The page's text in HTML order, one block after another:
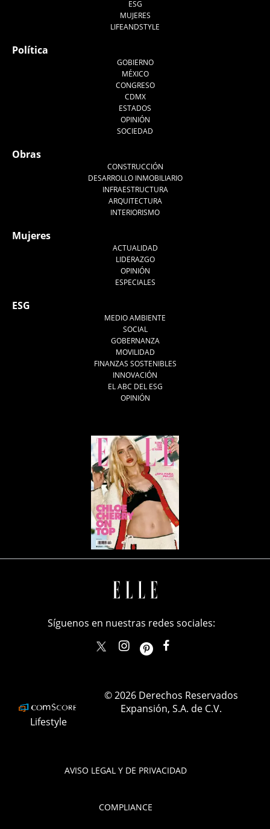
ESG
MUJERES
LIFEANDSTYLE
Política
GOBIERNO
MÉXICO
CONGRESO
CDMX
ESTADOS
OPINIÓN
SOCIEDAD
Obras
CONSTRUCCIÓN
DESARROLLO INMOBILIARIO
INFRAESTRUCTURA
ARQUITECTURA
INTERIORISMO
Mujeres
ACTUALIDAD
LIDERAZGO
OPINIÓN
ESPECIALES
ESG
MEDIO AMBIENTE
SOCIAL
GOBERNANZA
MOVILIDAD
FINANZAS SOSTENIBLES
INNOVACIÓN
EL ABC DEL ESG
OPINIÓN
AVISO LEGAL Y DE PRIVACIDAD
COMPLIANCE
Síguenos en nuestras redes sociales:
elle_mexicoellemexico
Lifestyle
© 2026 Derechos Reservados
Expansión, S.A. de C.V.